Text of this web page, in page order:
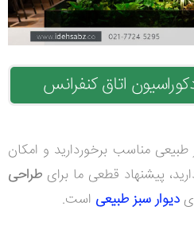
اتاق کنفرانس
طبیعی مناسب برخوردارید و امکان
پیشنهاد قطعی ما برای طراحی
دیوار سبز طبیعی است.